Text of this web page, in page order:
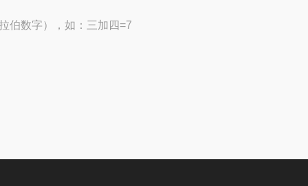
伯数字），如：三加四=7